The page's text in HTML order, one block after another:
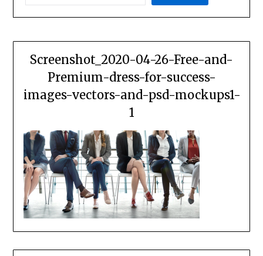
Screenshot_2020-04-26-Free-and-
Premium-dress-for-success-
images-vectors-and-psd-mockups1-
1